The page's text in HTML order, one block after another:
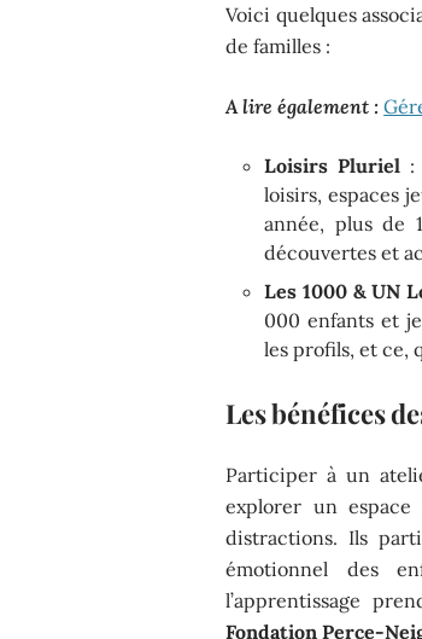
Voici quelques
de familles :
A lire également :
Loisirs Pluriel:
loisirs, espaces
année, plus de
découvertes et
Les 1000 & UN
000 enfants et
les profils, et ce,
Les bénéfices
Participer à un
explorer un
distractions. Ils
émotionnel des
l’apprentissage
Fondation Perce-